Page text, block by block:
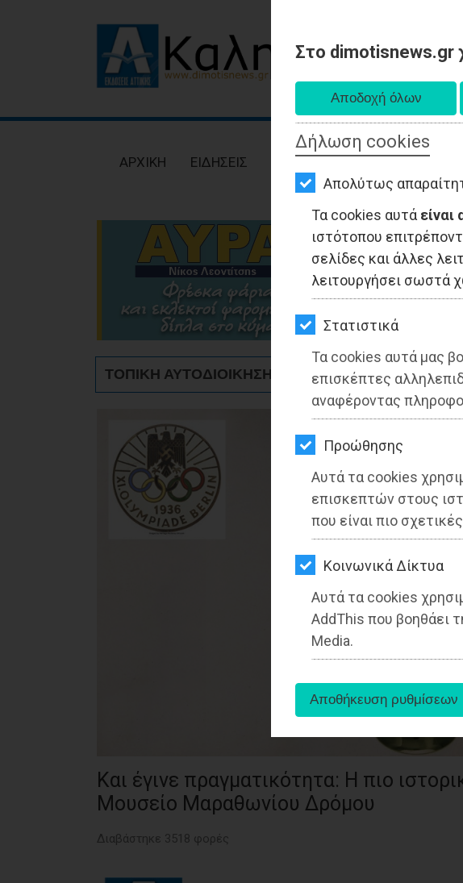
Στο dimotisnews.gr
Δήλωση cookies
Απολύτως
Τα cookies αυτά είναι
ιστότοπου
σελίδες και άλλες
λειτουργήσει σωστά
Στατιστικά
Τα cookies αυτά μας
επισκέπτες
αναφέροντας
Προώθησης
Αυτά τα cookies
επισκεπτών στους
που είναι πιο
Kοινωνικά Δίκτυα
Αυτά τα cookies
AddThis που βοηθάει
Media.
ΕΙΔΗΣΕΙΣ
ΑΘΛΗΤΙΣΜΟΣ
ΠΟΛΙΤΙΣΜΟΣ
LIFESTYLE
ΑΠΟΣΤΟΛΗ
AΡΧΙΚΗ ΕΙΔΗΣΕΙΣ
ΤΟΠΙΚΗ ΑΥΤΟΔΙΟΙΚΗΣΗ - Μαραθώνας
Και έγινε πραγματικότητα: H πιο
Μουσείο Μαραθωνίου Δρόμου
Διαβάστηκε 3518 φορές